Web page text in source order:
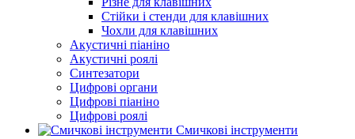
Стійки і стенди для клавішних
Чохли для клавішних
Акустичні піаніно
Акустичні роялі
Синтезатори
Цифрові органи
Цифрові піаніно
Цифрові роялі
Смичкові інструменти